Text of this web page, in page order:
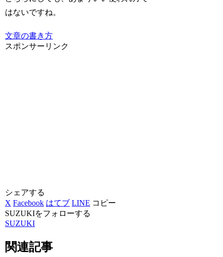
はないですね。
文章の書き方
スポンサーリンク
シェアする
X Facebook はてブ LINE コピー
SUZUKIをフォローする
SUZUKI
関連記事